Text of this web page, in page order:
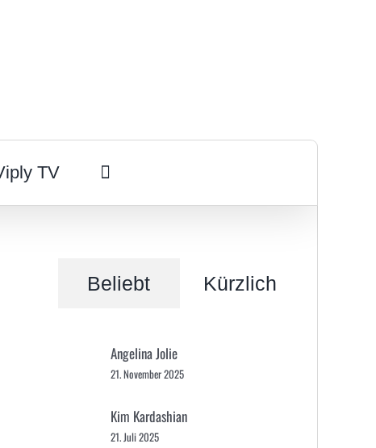
TV
Beliebt Kürzlich
Angelina Jolie
21. November 2025
Kim Kardashian
21. Juli 2025